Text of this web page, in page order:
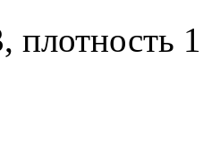
плотность